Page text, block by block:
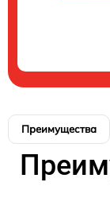
Преимущества